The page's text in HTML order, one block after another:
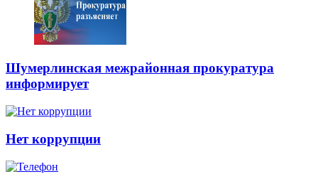
Шумерлинская межрайонная прокуратура
информирует
Нет коррупции